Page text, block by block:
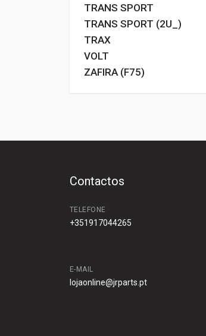
TRANS SPORT
TRANS SPORT (2U_)
TRAX
VOLT
ZAFIRA (F75)
Contactos
TELEFONE
+351917044265
E-MAIL
lojaonline@jrparts.pt